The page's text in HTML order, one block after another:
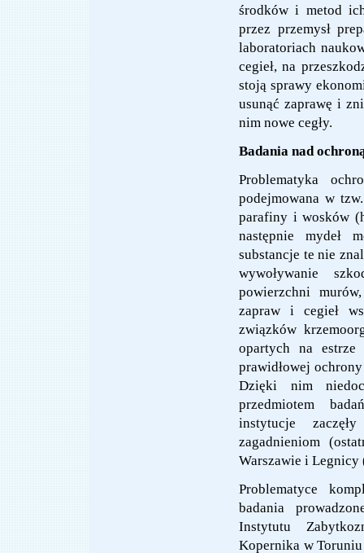
środków i metod
przez przemysł
laboratoriach
cegieł, na
stoją sprawy
usunąć zaprawę i
nim nowe cegły.
Badania nad
Problematyka
podejmowana w
parafiny i wosków
następnie mydeł
substancje te nie
wywoływanie
powierzchni
zapraw i cegieł
związków
opartych na estrze
prawidłowej
Dzięki nim
przedmiotem
instytucje
zagadnieniom
Warszawie i Legnicy
Problematyce
badania
Instytutu
Kopernika w